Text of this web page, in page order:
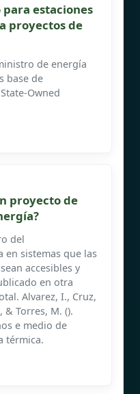
estaciones
proyectos de
de energía
base de
Owned
proyecto de
del
en sistemas que las
accesibles y
en otra
Alvarez, I., Cruz,
& Torres, M. ().
e medio de
térmica.